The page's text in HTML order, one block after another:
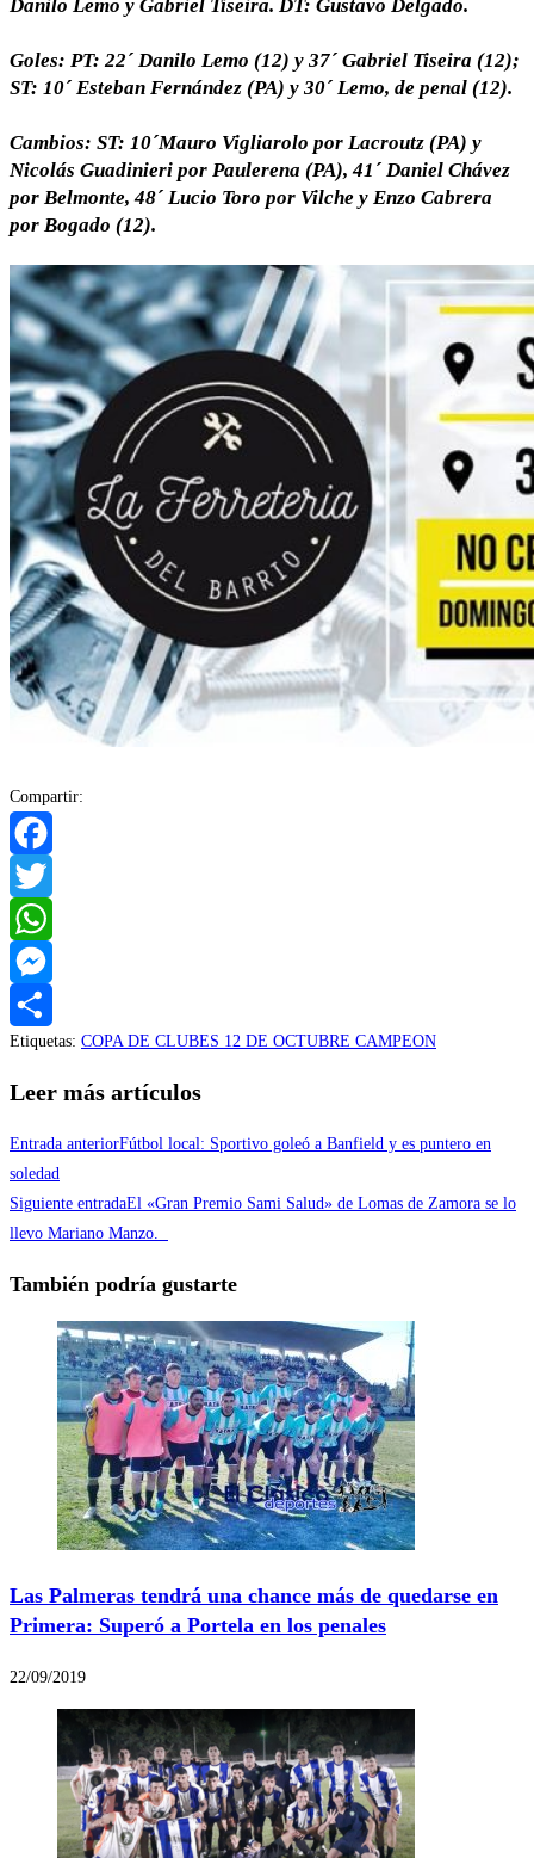
Danilo Lemo y Gabriel Tiseira. DT: Gustavo Delgado.
Goles: PT: 22´ Danilo Lemo (12) y 37´ Gabriel Tiseira (12);
ST: 10´ Esteban Fernández (PA) y 30´ Lemo, de penal (12).
Cambios: ST: 10´Mauro Vigliarolo por Lacroutz (PA) y
Nicolás Guadinieri por Paulerena (PA), 41´ Daniel Chávez
por Belmonte, 48´ Lucio Toro por Vilche y Enzo Cabrera
por Bogado (12).
Compartir:
Facebook
Twitter
WhatsApp
Messenger
Compartir
Etiquetas: COPA DE CLUBES 12 DE OCTUBRE CAMPEON
Leer más artículos
Entrada anteriorFútbol local: Sportivo goleó a Banfield y es puntero en
soledad
Siguiente entradaEl «Gran Premio Sami Salud» de Lomas de Zamora se lo
llevo Mariano Manzo.
También podría gustarte
Las Palmeras tendrá una chance más de quedarse en
Primera: Superó a Portela en los penales
22/09/2019